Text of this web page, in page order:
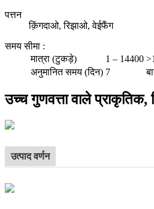
पत्तन
क़िंगदाओ, रिझाओ, वेईफैंग
समय सीमा :
मात्रा (टुकड़े)
1 – 14400
अनुमानित समय (दिन) 7
उच्च गुणवत्ता वाले
उत्पाद वर्णन